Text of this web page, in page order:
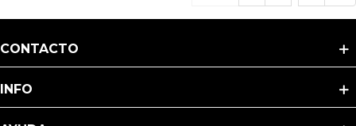
CONTACTO
INFO